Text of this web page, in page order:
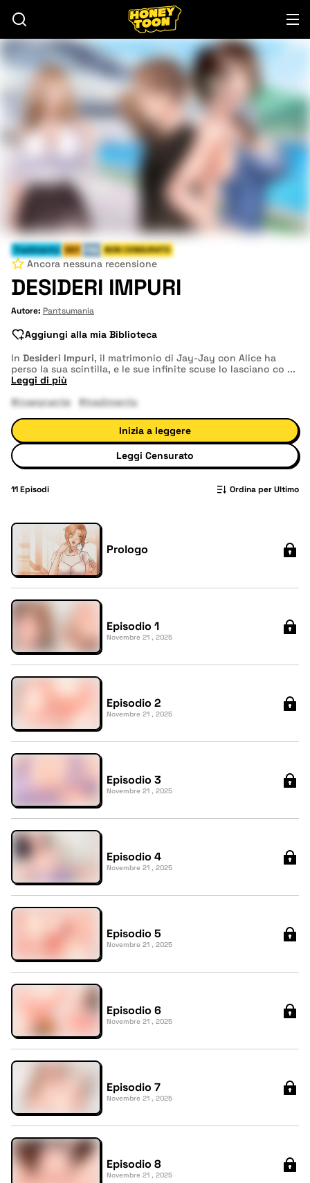
Tradimento Milf NON CENSURATO
Ancora nessuna recensione
DESIDERI IMPURI
Autore: Pantsumania
Aggiungi alla mia Biblioteca
In Desideri Impuri, il matrimonio di Jay-Jay con Alice ha
perso la sua scintilla, e le sue infinite scuse lo lasciano co ...
Leggi di più
#insegnante
#tradimento
Inizia a leggere
Leggi Censurato
11Episodi Ordina per Ultimo
Prologo
Episodio 1
Novembre 21 , 2025
Episodio 2
Novembre 21 , 2025
Episodio 3
Novembre 21 , 2025
Episodio 4
Novembre 21 , 2025
Episodio 5
Novembre 21 , 2025
Episodio 6
Novembre 21 , 2025
Episodio 7
Novembre 21 , 2025
Episodio 8
Novembre 21 , 2025